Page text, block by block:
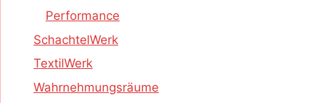
Performance
SchachtelWerk
TextilWerk
Wahrnehmungsräume